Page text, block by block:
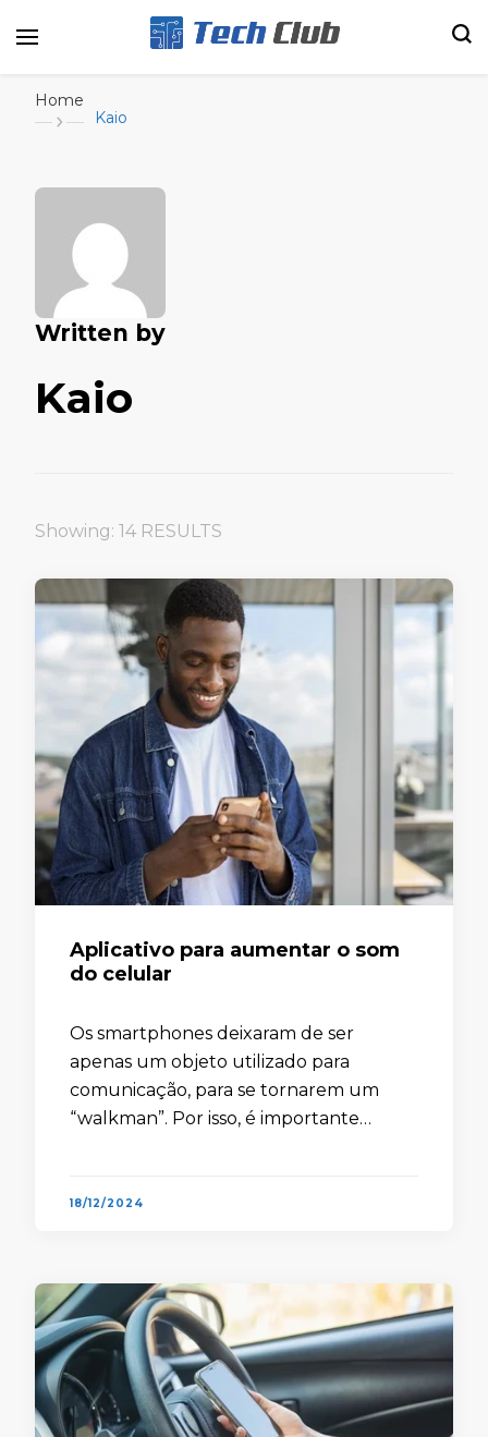
Home
Kaio
Written by
Kaio
Showing: 14 RESULTS
Aplicativo para aumentar o som
do celular
Os smartphones deixaram de ser
apenas um objeto utilizado para
comunicação, para se tornarem um
“walkman”. Por isso, é importante
aumentar o …
18/12/2024